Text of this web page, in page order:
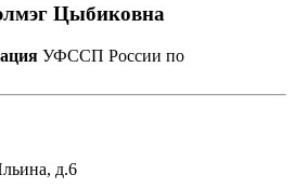
Цыбиковна
УФССП России по
д.6